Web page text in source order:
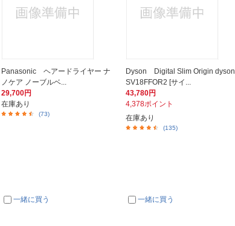
Panasonic ヘアードライヤー ナ
ノケア ノーブルベ...
29,700円
在庫あり
(73)
一緒に買う
Dyson Digital Slim Origin dyson
SV18FFOR2 [サイ...
43,780円
4,378ポイント
在庫あり
(135)
一緒に買う